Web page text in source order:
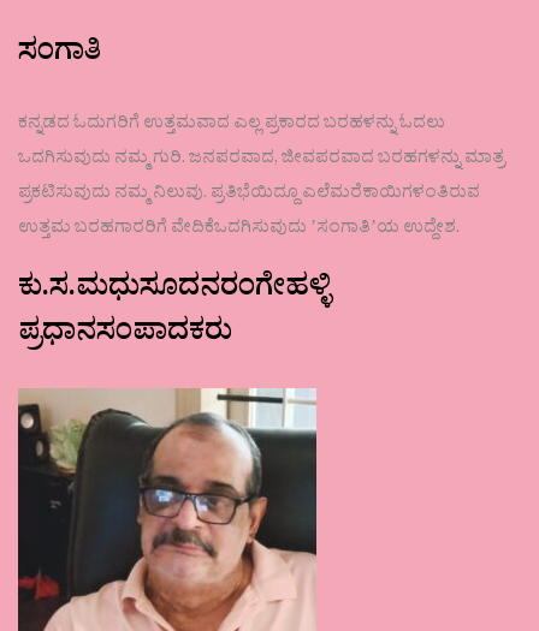
ಸಂಗಾತಿ
ಕನ್ನಡದ ಓದುಗರಿಗೆ ಉತ್ತಮವಾದ ಎಲ್ಲ ಪ್ರಕಾರದ ಬರಹಳನ್ನು ಓದಲು
ಒದಗಿಸುವುದು ನಮ್ಮ ಗುರಿ. ಜನಪರವಾದ, ಜೀವಪರವಾದ ಬರಹಗಳನ್ನು ಮಾತ್ರ
ಪ್ರಕಟಿಸುವುದು ನಮ್ಮ ನಿಲುವು. ಪ್ರತಿಭೆಯಿದ್ದೂ ಎಲೆಮರೆಕಾಯಿಗಳಂತಿರುವ
ಉತ್ತಮ ಬರಹಗಾರರಿಗೆ ವೇದಿಕೆಒದಗಿಸುವುದು ʼಸಂಗಾತಿʼಯ ಉದ್ದೇಶ.
ಕು.ಸ.ಮಧುಸೂದನರಂಗೇಹಳ್ಳಿ
ಪ್ರಧಾನಸಂಪಾದಕರು